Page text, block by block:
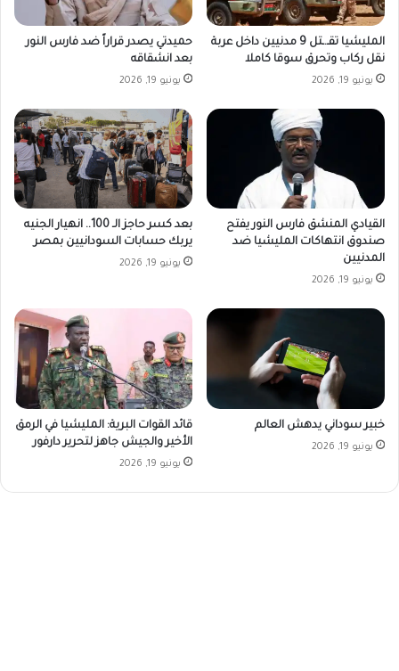
المليشيا تقـ.ـتل 9 مدنيين داخل عربة
نقل ركاب وتحرق سوقا كاملا
يونيو 19, 2026
حميدتي يصدر قراراً ضد فارس النور
بعد انشقاقه
يونيو 19, 2026
القيادي المنشق فارس النور يفتح
صندوق انتهاكات المليشيا ضد
المدنيين
يونيو 19, 2026
بعد كسر حاجز الـ 100.. انهيار الجنيه
يربك حسابات السودانيين بمصر
يونيو 19, 2026
خبير سوداني يدهش العالم
يونيو 19, 2026
قائد القوات البرية: المليشيا في الرمق
الأخير والجيش جاهز لتحرير دارفور
يونيو 19, 2026